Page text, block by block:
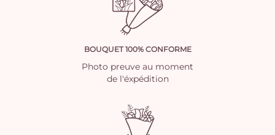
BOUQUET 100% CONFORME
Photo preuve au moment
de l'éxpédition